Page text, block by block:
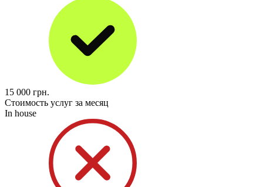
15 000 грн.
Стоимость услуг за месяц
In house